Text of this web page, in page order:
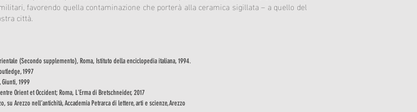
favorendo quella contaminazione che porterà alla ceramica sigillata – a quello del
città.
(Secondo supplemento), Roma, Istituto della enciclopedia italiana, 1994.
1997
1999
Orient et Occident; Roma, L'Erma di Bretschneider, 2017
Arezzo nell’antichità, Accademia Petrarca di lettere, arti e scienze, Arezzo